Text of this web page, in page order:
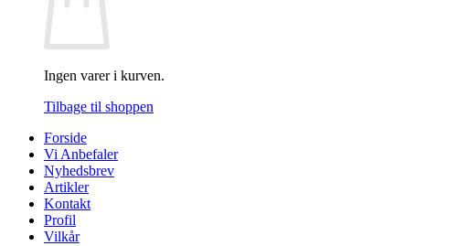
Ingen varer i kurven.
Tilbage til shoppen
Forside
Vi Anbefaler
Nyhedsbrev
Artikler
Kontakt
Profil
Vilkår